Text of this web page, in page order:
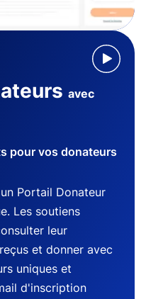
avec
pour vos donateurs
Portail Donateur
Les soutiens
leur
et donner avec
uniques et
d'inscription